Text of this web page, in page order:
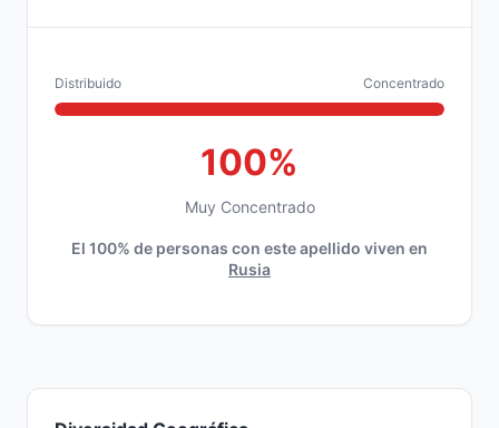
Distribuido Concentrado
100%
Muy Concentrado
El 100% de personas con este apellido viven en
Rusia